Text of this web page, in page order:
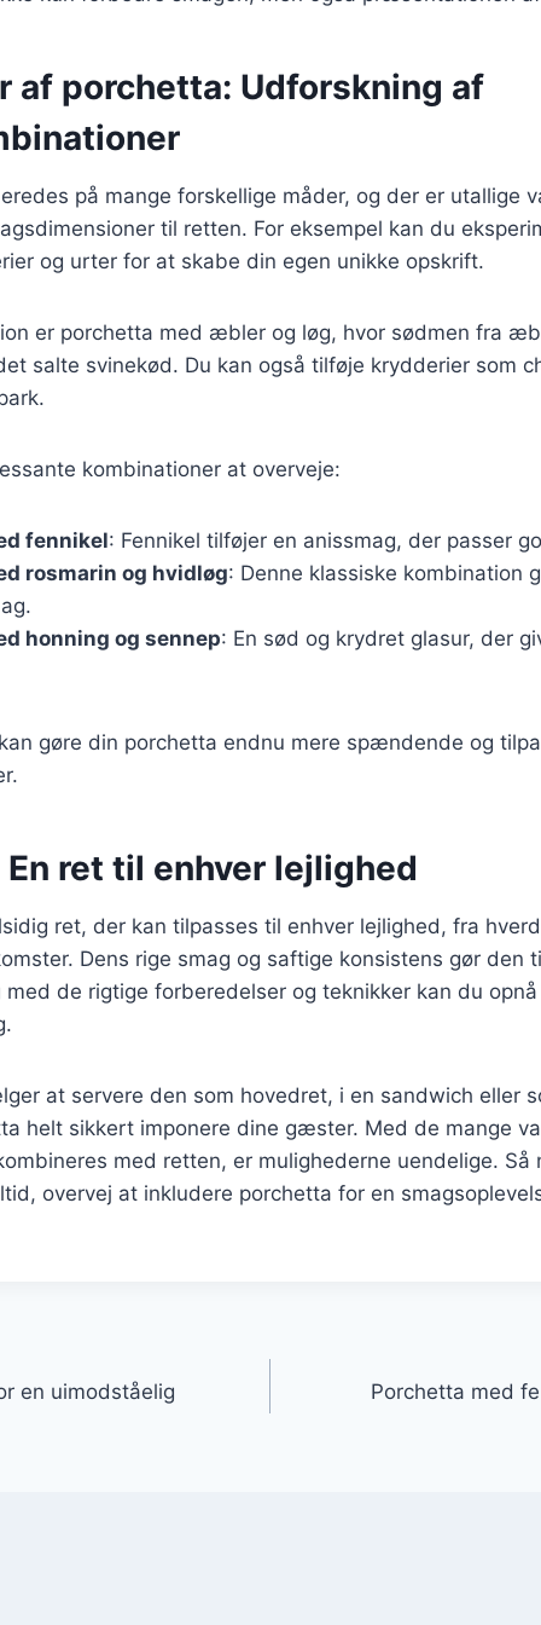
af porchetta: Udforskning af
på mange forskellige måder, og der er utallige
til retten. For eksempel kan du
og urter for at skabe din egen unikke opskrift.
er porchetta med æbler og løg, hvor sødmen fra
salte svinekød. Du kan også tilføje krydderier som
kombinationer at overveje:
fennikel: Fennikel tilføjer en anissmag, der passer
rosmarin og hvidløg: Denne klassiske kombination
honning og sennep: En sød og krydret glasur, der
gøre din porchetta endnu mere spændende og
ret til enhver lejlighed
ret, der kan tilpasses til enhver lejlighed, fra
Dens rige smag og saftige konsistens gør den
de rigtige forberedelser og teknikker kan du
at servere den som hovedret, i en sandwich eller
helt sikkert imponere dine gæster. Med de mange
med retten, er mulighederne uendelige.
overvej at inkludere porchetta for en
en uimodståelig Porchetta med